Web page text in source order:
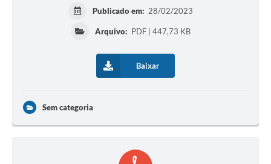
Publicado em: 28/02/2023
Arquivo: PDF | 447,73 KB
Baixar
Sem categoria